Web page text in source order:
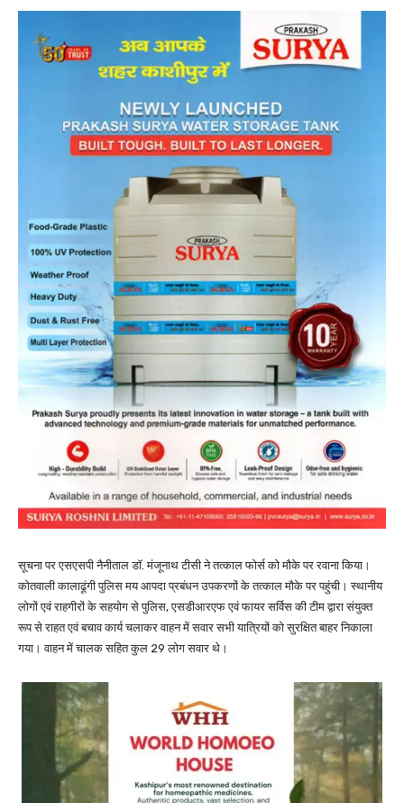
सूचना पर एसएसपी नैनीताल डॉ. मंजूनाथ टीसी ने तत्काल फोर्स को मौके पर रवाना किया।
कोतवाली कालाढूंगी पुलिस मय आपदा प्रबंधन उपकरणों के तत्काल मौके पर पहुंची। स्थानीय
लोगों एवं राहगीरों के सहयोग से पुलिस, एसडीआरएफ एवं फायर सर्विस की टीम द्वारा संयुक्त
रूप से राहत एवं बचाव कार्य चलाकर वाहन में सवार सभी यात्रियों को सुरक्षित बाहर निकाला
गया। वाहन में चालक सहित कुल 29 लोग सवार थे।